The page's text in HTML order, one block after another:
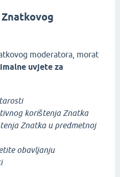
moderatora, morat
uvjete za
korištenja Znatka
Znatka u predmetnoj
obavljanju